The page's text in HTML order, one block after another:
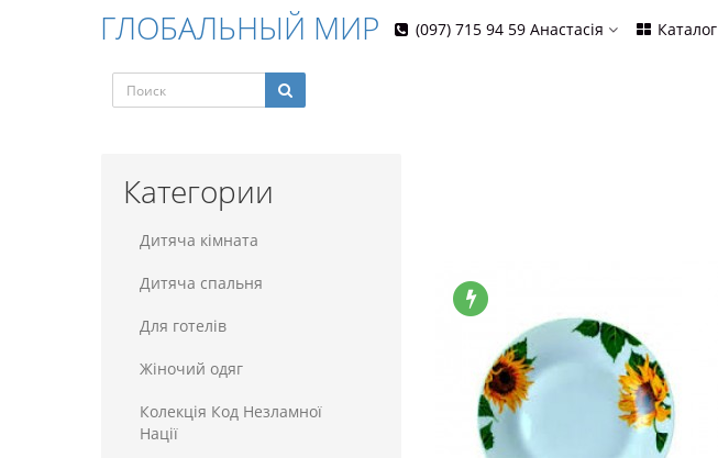
ГЛОБАЛЬНЫЙ МИР (097) 715 94 59 Анастасія Каталог
Категории
Дитяча кімната
Дитяча спальня
Для готелiв
Жіночий одяг
Колекція Код Незламної
Нації